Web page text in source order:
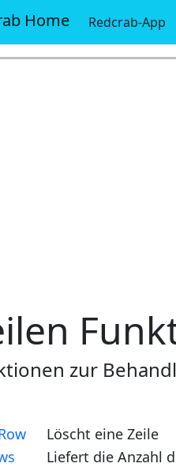
Home Redcrab-App
zur
Löscht eine Zeile
Liefert die Anzahl